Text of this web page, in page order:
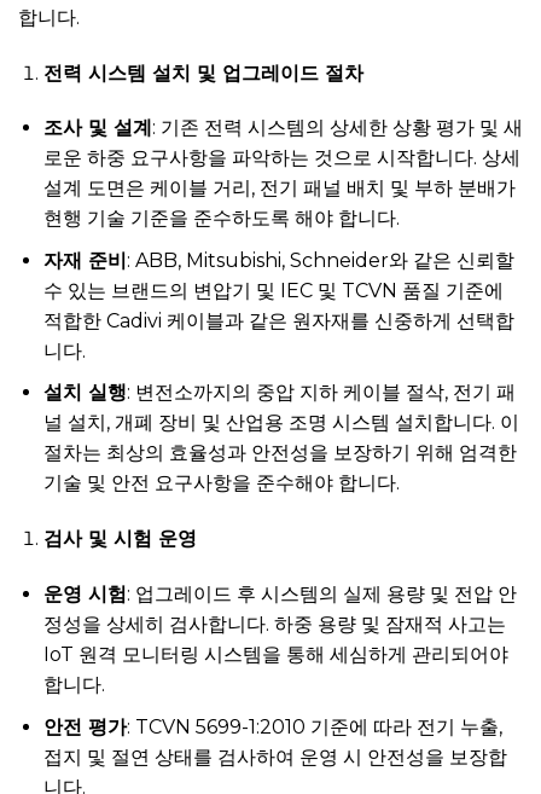
합니다.
전력 시스템 설치 및 업그레이드 절차
조사 및 설계 : 기존 전력 시스템의 상세한 상황 평가 및 새
로운 하중 요구사항을 파악하는 것으로 시작합니다. 상세
설계 도면은 케이블 거리, 전기 패널 배치 및 부하 분배가
현행 기술 기준을 준수하도록 해야 합니다.
자재 준비: ABB, Mitsubishi, Schneider와 같은 신뢰할
수 있는 브랜드의 변압기 및 IEC 및 TCVN 품질 기준에
적합한 Cadivi 케이블과 같은 원자재를 신중하게 선택합
니다.
설치 실행: 변전소까지의 중압 지하 케이블 절삭, 전기 패
널 설치, 개폐 장비 및 산업용 조명 시스템 설치합니다. 이
절차는 최상의 효율성과 안전성을 보장하기 위해 엄격한
기술 및 안전 요구사항을 준수해야 합니다.
검사 및 시험 운영
운영 시험: 업그레이드 후 시스템의 실제 용량 및 전압 안
정성을 상세히 검사합니다. 하중 용량 및 잠재적 사고는
IoT 원격 모니터링 시스템을 통해 세심하게 관리되어야
합니다.
안전 평가: TCVN 5699-1:2010 기준에 따라 전기 누출,
접지 및 절연 상태를 검사하여 운영 시 안전성을 보장합
니다.